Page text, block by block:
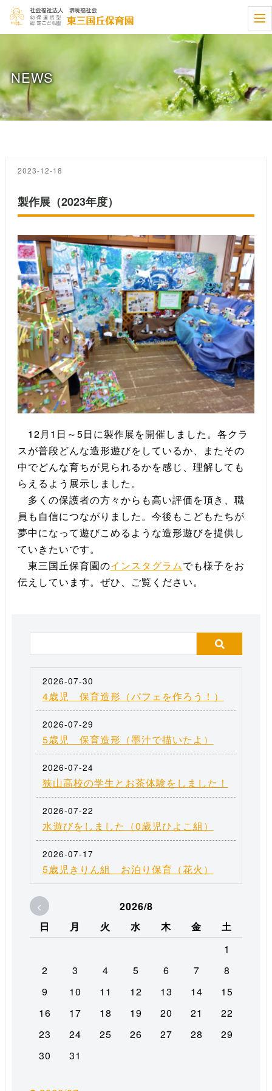
t
o
e
n
a
v
g
a
NEWS
2023-12-18
製作展（2023年度）
12月1日～5日に製作展を開催しました。各クラ
スが普段どんな造形遊びをしているか、またその
中でどんな育ちが見られるかを感じ、理解しても
らえるよう展示しました。
多くの保護者の方々からも高い評価を頂き、職
員も自信につながりました。今後もこどもたちが
夢中になって遊びこめるような造形遊びを提供し
ていきたいです。
東三国丘保育園のインスタグラムでも様子をお
伝えしています。ぜひ、ご覧ください。
2026-07-30
4歳児 保育造形（パフェを作ろう！）
2026-07-29
5歳児 保育造形（墨汁で描いたよ）
2026-07-24
狭山高校の学生とお茶体験をしました！
2026-07-22
水遊びをしました（0歳児ひよこ組）
2026-07-17
5歳児きりん組 お泊り保育（花火）
<
2026/8
日
月 火 水 木 金
土
1
2
3 4 5 6 7
8
9
10 11 12 13 14
15
16
17 18 19 20 21
22
23
24 25 26 27 28
29
30
31